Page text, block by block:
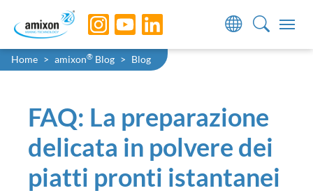
Skip to main navigation
Skip to main content
Skip to page footer
You are here:
Home amixon® Blog Blog
FAQ: La preparazione
delicata in polvere dei
piatti pronti istantanei